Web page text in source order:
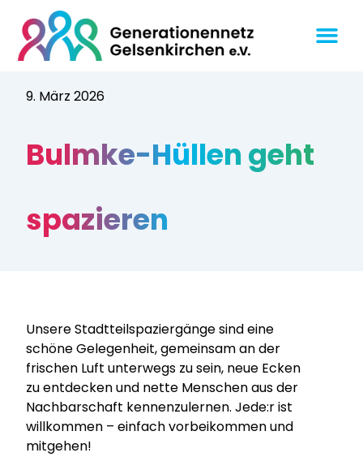
9. März 2026
Bulmke-Hüllen geht
spazieren
Unsere Stadtteilspaziergänge sind eine
schöne Gelegenheit, gemeinsam an der
frischen Luft unterwegs zu sein, neue Ecken
zu entdecken und nette Menschen aus der
Nachbarschaft kennenzulernen. Jede:r ist
willkommen – einfach vorbeikommen und
mitgehen!